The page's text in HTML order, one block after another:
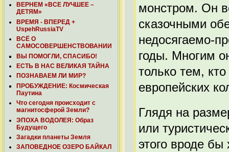
ВЕРНЕМ «ВСЕ ЛУЧШЕЕ –
ДЕТЯМ»
ВРЕМЯ - ВПЕРЕД +
UspehRussiaTV
ВСЁ О
САМОСОВЕРШЕНСТВОВАНИИ
ВЫ ПОМОГЛИ, СПАСИБО!
ЕСТЬ В НАС ВЕЛИКАЯ ТАЙНА
ПОЗНАВАЕМ ЛИ МИР?
ПРОБУЖДЕНИЕ: Космическая
Паутина
Что сегодня происходит с
магнитосферой Земли?
ЭПОХА ВОДОЛЕЯ: Образ
Будущего
Загадки планеты Земля
ЗАПОВЕДНОЕ ОЗЕРО БАЙКАЛ
монстром. Он
сказочными
недосягаемо-
годы. Многим
только тем,
европейских
Глядя на
или
этого вроде